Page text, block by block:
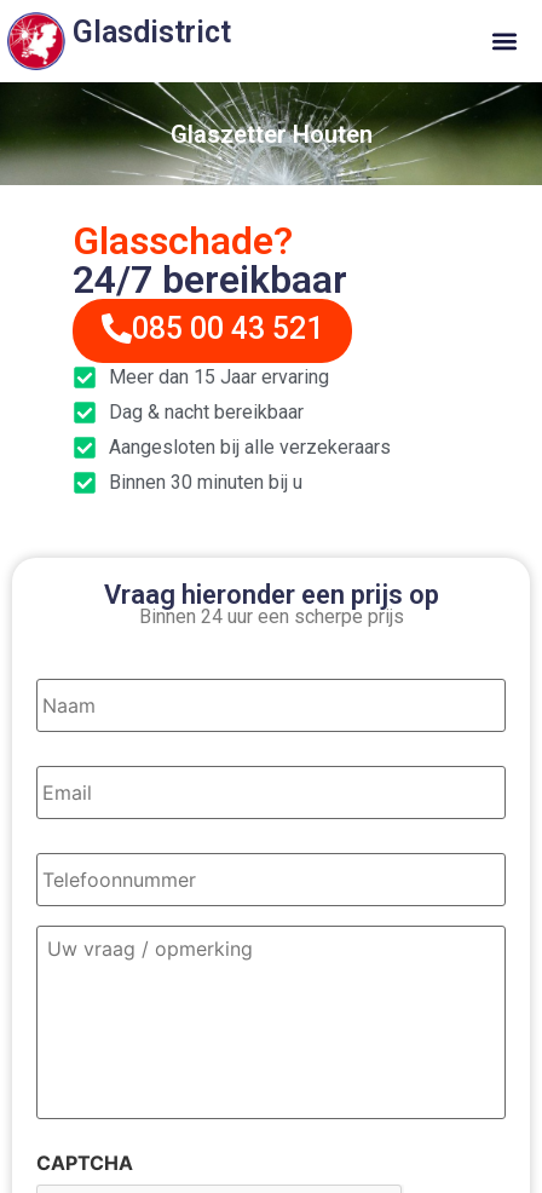
Glasdistrict
Glaszetter Houten
Vraag hieronder een prijs op
Binnen 24 uur een scherpe prijs
Naam *
Email *
Telefoonnummer *
Omschrijving
contact *
CAPTCHA
Glasschade?
24/7 bereikbaar
085 00 43 521
Meer dan 15 Jaar ervaring
Dag & nacht bereikbaar
Aangesloten bij alle verzekeraars
Binnen 30 minuten bij u